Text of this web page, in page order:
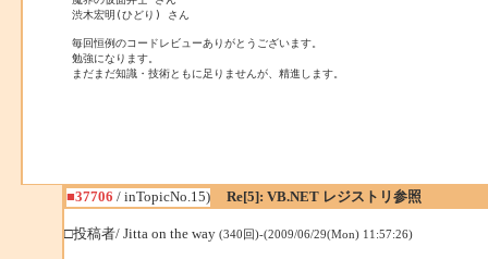
渋木宏明(ひどり) さん
毎回恒例のコードレビューありがとうございます。
勉強になります。
まだまだ知識・技術ともに足りませんが、精進します。
■37706 / inTopicNo.15) Re[5]: VB.NET レジストリ参照
□投稿者/ Jitta on the way (340回)-(2009/06/29(Mon) 11:57:26)